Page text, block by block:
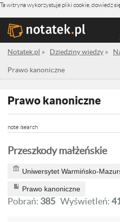
Ta witryna wykorzystuje pliki cookie, dowiedz
Notatek.pl » Dziedziny wiedzy »
Prawo kanoniczne
Prawo kanoniczne
note /search
Przeszkody małżeńskie
Uniwersytet Warmińsko-
Prawo kanoniczne
Pobrań: 385 Wyświetleń: